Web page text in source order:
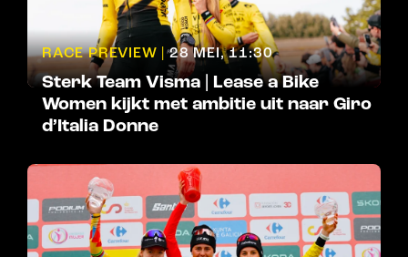
RACE PREVIEW | 28 MEI, 11:30
Sterk Team Visma | Lease a Bike
Women kijkt met ambitie uit naar Giro
d’Italia Donne